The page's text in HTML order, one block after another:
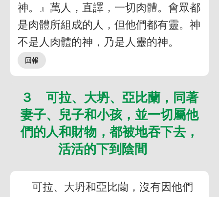
神。』萬人，直譯，一切肉體。會眾都
是肉體所組成的人，但他們都有靈。神
不是人肉體的神，乃是人靈的神。
３ 可拉、大坍、亞比蘭，同著
妻子、兒子和小孩，並一切屬他
們的人和財物，都被地吞下去，
活活的下到陰間
可拉、大坍和亞比蘭，沒有因他們